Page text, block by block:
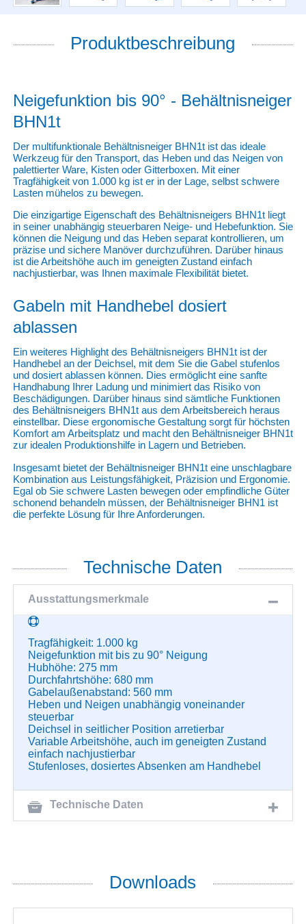
Produktbeschreibung
Neigefunktion bis 90° - Behältnisneiger
BHN1t
Der multifunktionale Behältnisneiger BHN1t ist das ideale
Werkzeug für den Transport, das Heben und das Neigen von
palettierter Ware, Kisten oder Gitterboxen. Mit einer
Tragfähigkeit von 1.000 kg ist er in der Lage, selbst schwere
Lasten mühelos zu bewegen.
Die einzigartige Eigenschaft des Behältnisneigers BHN1t liegt
in seiner unabhängig steuerbaren Neige- und Hebefunktion. Sie
können die Neigung und das Heben separat kontrollieren, um
präzise und sichere Manöver durchzuführen. Darüber hinaus
ist die Arbeitshöhe auch im geneigten Zustand einfach
nachjustierbar, was Ihnen maximale Flexibilität bietet.
Gabeln mit Handhebel dosiert
ablassen
Ein weiteres Highlight des Behältnisneigers BHN1t ist der
Handhebel an der Deichsel, mit dem Sie die Gabel stufenlos
und dosiert ablassen können. Dies ermöglicht eine sanfte
Handhabung Ihrer Ladung und minimiert das Risiko von
Beschädigungen. Darüber hinaus sind sämtliche Funktionen
des Behältnisneigers BHN1t aus dem Arbeitsbereich heraus
einstellbar. Diese ergonomische Gestaltung sorgt für höchsten
Komfort am Arbeitsplatz und macht den Behältnisneiger BHN1t
zur idealen Produktionshilfe in Lagern und Betrieben.
Insgesamt bietet der Behältnisneiger BHN1t eine unschlagbare
Kombination aus Leistungsfähigkeit, Präzision und Ergonomie.
Egal ob Sie schwere Lasten bewegen oder empfindliche Güter
schonend behandeln müssen, der Behältnisneiger BHN1 ist
die perfekte Lösung für Ihre Anforderungen.
Technische Daten
Ausstattungsmerkmale
Tragfähigkeit: 1.000 kg
Neigefunktion mit bis zu 90° Neigung
Hubhöhe: 275 mm
Durchfahrtshöhe: 680 mm
Gabelaußenabstand: 560 mm
Heben und Neigen unabhängig voneinander
steuerbar
Deichsel in seitlicher Position arretierbar
Variable Arbeitshöhe, auch im geneigten Zustand
einfach nachjustierbar
Stufenloses, dosiertes Absenken am Handhebel
Technische Daten
Downloads